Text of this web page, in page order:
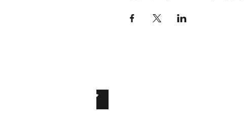
科技有限公司